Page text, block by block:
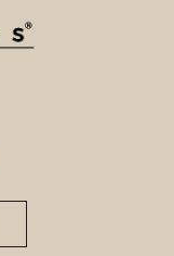
36 beden ve